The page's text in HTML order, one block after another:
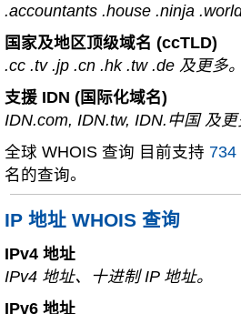
.accountants .house .ninja .world
国家及地区顶级域名 (ccTLD)
.cc .tv .jp .cn .hk .tw .de 及更多。
支援 IDN (国际化域名)
IDN.com, IDN.tw, IDN.中国 及更
全球 WHOIS 查询 目前支持 734
名的查询。
IP 地址 WHOIS 查询
IPv4 地址
IPv4 地址、十进制 IP 地址。
IPv6 地址